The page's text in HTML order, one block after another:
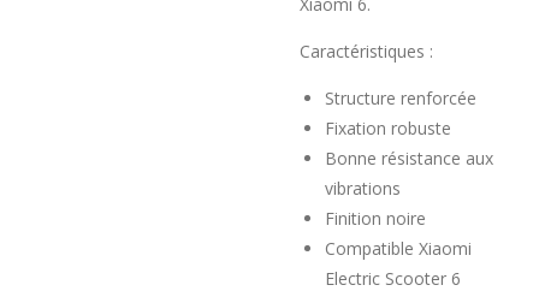
Caractéristiques :
Structure renforcée
Fixation robuste
Bonne résistance aux
vibrations
Finition noire
Compatible Xiaomi
Electric Scooter 6